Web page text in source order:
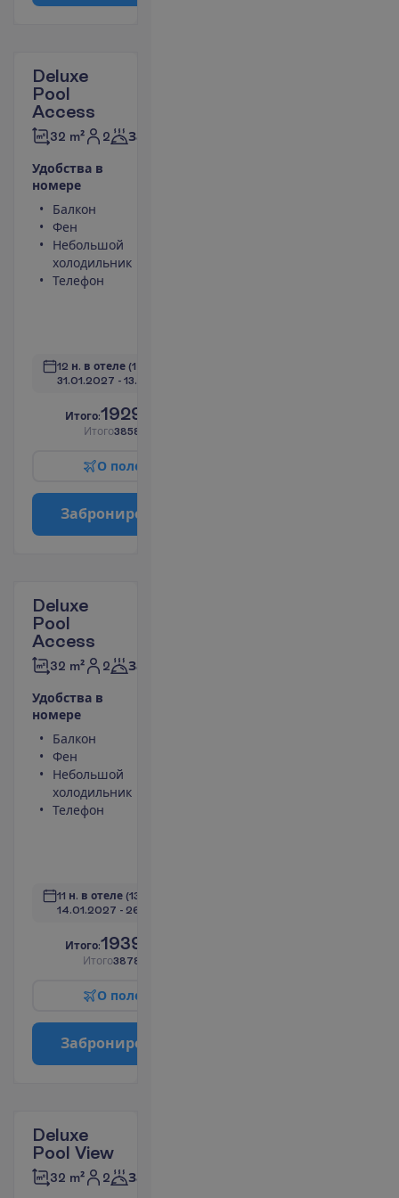
Deluxe
Pool
Access
32 m² 2 Завтраки
Удобства в
номере
Балкон
Фен
Небольшой
холодильник
Телефон
12 н. в отеле (14 н. всего)
31.01.2027 - 13.02.2027
Итого:1929.00
Итого3858.00
О поле
Заброниро
Deluxe
Pool
Access
32 m² 2 Завтраки
Удобства в
номере
Балкон
Фен
Небольшой
холодильник
Телефон
11 н. в отеле (13 н. всего)
14.01.2027 - 26.01.2027
Итого:1939.00
Итого3878.00
О поле
Заброниро
Deluxe
Pool View
32 m² 2 Завтраки